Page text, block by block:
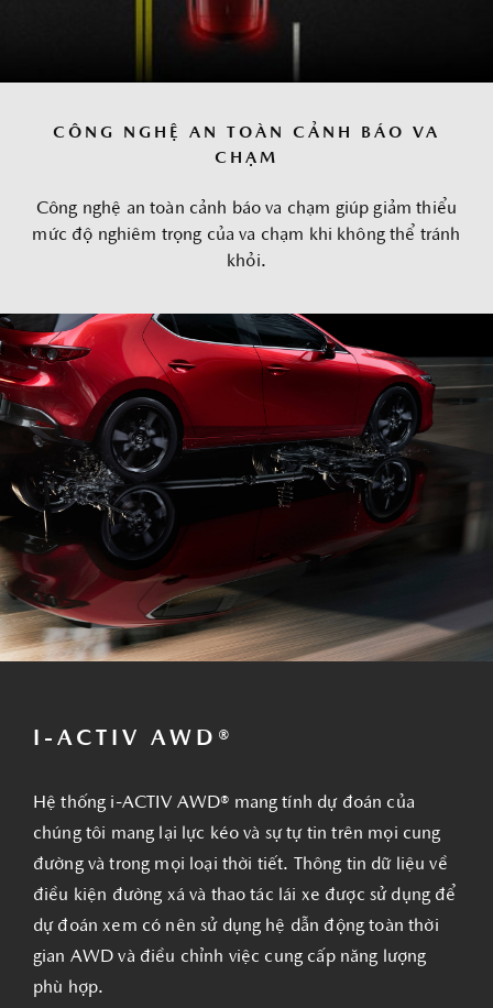
CÔNG NGHỆ AN TOÀN CẢNH BÁO VA
CHẠM
Công nghệ an toàn cảnh báo va chạm giúp giảm thiểu
mức độ nghiêm trọng của va chạm khi không thể tránh
khỏi.
I-ACTIV AWD®
Hệ thống i-ACTIV AWD® mang tính dự đoán của
chúng tôi mang lại lực kéo và sự tự tin trên mọi cung
đường và trong mọi loại thời tiết. Thông tin dữ liệu về
điều kiện đường xá và thao tác lái xe được sử dụng để
dự đoán xem có nên sử dụng hệ dẫn động toàn thời
gian AWD và điều chỉnh việc cung cấp năng lượng
phù hợp.